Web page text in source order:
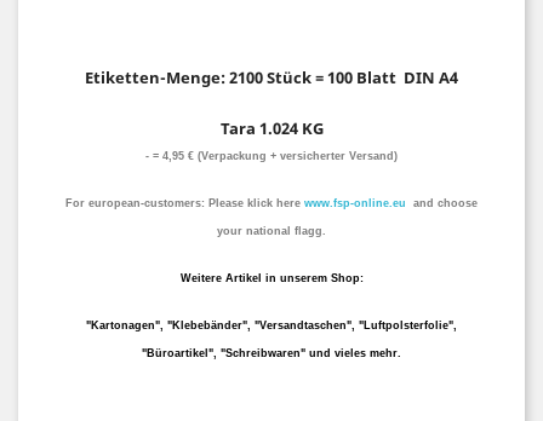
Etiketten-Menge: 2100 Stück = 100 Blatt DIN A4
Tara 1.024 KG
- = 4,95 € (Verpackung + versicherter Versand)
For european-customers: Please klick here www.fsp-online.eu and choose
your national flagg.
Weitere Artikel in unserem Shop:
"Kartonagen", "Klebebänder", "Versandtaschen", "Luftpolsterfolie",
"Büroartikel", "Schreibwaren" und vieles mehr.